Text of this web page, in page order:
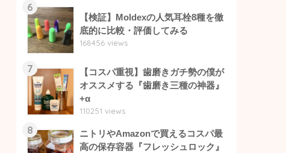
6
【検証】Moldexの人気耳栓8種を徹
底的に比較・評価してみる
168456 views
7
【コスパ重視】歯磨きガチ勢の僕が
オススメする『歯磨き三種の神器』
+α
110251 views
8
ニトリやAmazonで買えるコスパ最
高の保存容器『フレッシュロック』